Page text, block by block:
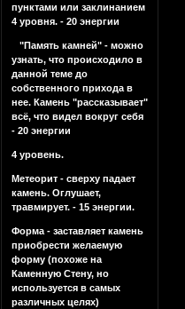
пунктами или заклинанием
4 уровня. - 20 энергии
"Память камней" - можно
узнать, что происходило в
данной теме до
собственного прихода в
нее. Камень "рассказывает"
всё, что видел вокруг себя
- 20 энергии
4 уровень.
Метеорит - сверху падает
камень. Оглушает,
травмирует. - 15 энергии.
Форма - заставляет камень
приобрести желаемую
форму (похоже на
Каменную Стену, но
используется в самых
различных целях)